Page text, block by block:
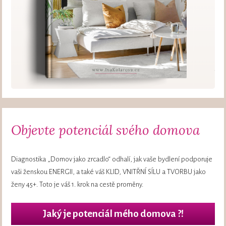
Objevte potenciál svého domova
Diagnostika „Domov jako zrcadlo“ odhalí, jak vaše bydlení podporuje
vaši ženskou ENERGII, a také váš KLID, VNITŘNÍ SÍLU a TVORBU jako
ženy 45+. Toto je váš 1. krok na cestě proměny.
Jaký je potenciál mého domova ?!